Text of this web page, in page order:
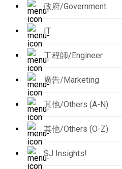
政府/Government
IT
工程師/Engineer
廣告/Marketing
其他/Others (A-N)
其他/Others (O-Z)
SJ Insights!